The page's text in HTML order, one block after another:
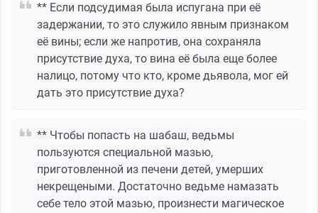
** Если подсудимая была испугана при её
задержании, то это служило явным признаком
её вины; если же напротив, она сохраняла
присутствие духа, то вина её была еще более
налицо, потому что кто, кроме дьявола, мог ей
дать это присутствие духа?
** Чтобы попасть на шабаш, ведьмы
пользуются специальной мазью,
приготовленной из печени детей, умерших
некрещеными. Достаточно ведьме намазать
себе тело этой мазью, произнести магическое